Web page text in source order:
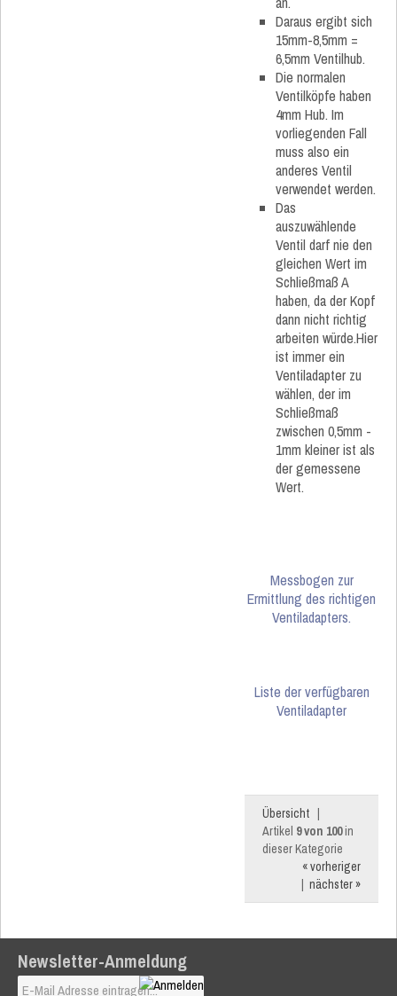
Daraus ergibt sich
15mm-8,5mm =
6,5mm Ventilhub.
Die normalen
Ventilköpfe haben
4mm Hub. Im
vorliegenden Fall
muss also ein
anderes Ventil
verwendet werden.
Das
auszuwählende
Ventil darf nie den
gleichen Wert im
Schließmaß A
haben, da der Kopf
dann nicht richtig
arbeiten würde.Hier
ist immer ein
Ventiladapter zu
wählen, der im
Schließmaß
zwischen 0,5mm -
1mm kleiner ist als
der gemessene
Wert.
Messbogen zur
Ermittlung des richtigen
Ventiladapters.
Liste der verfügbaren
Ventiladapter
Übersicht |
Artikel 9 von 100in
dieser Kategorie
« vorheriger
| nächster »
Newsletter-Anmeldung